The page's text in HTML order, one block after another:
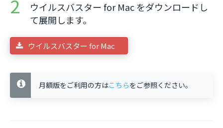
ウイルスバスター for Mac をダウンロードし
て展開します。
ウイルスバスター for Mac
月額版をご利用の方はこちらをご参照ください。